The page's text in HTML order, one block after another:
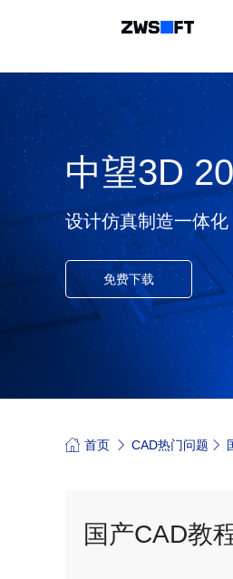
中望3D
设计仿真制造一体化
免费下载
首页 CAD热门问题
国产CAD教